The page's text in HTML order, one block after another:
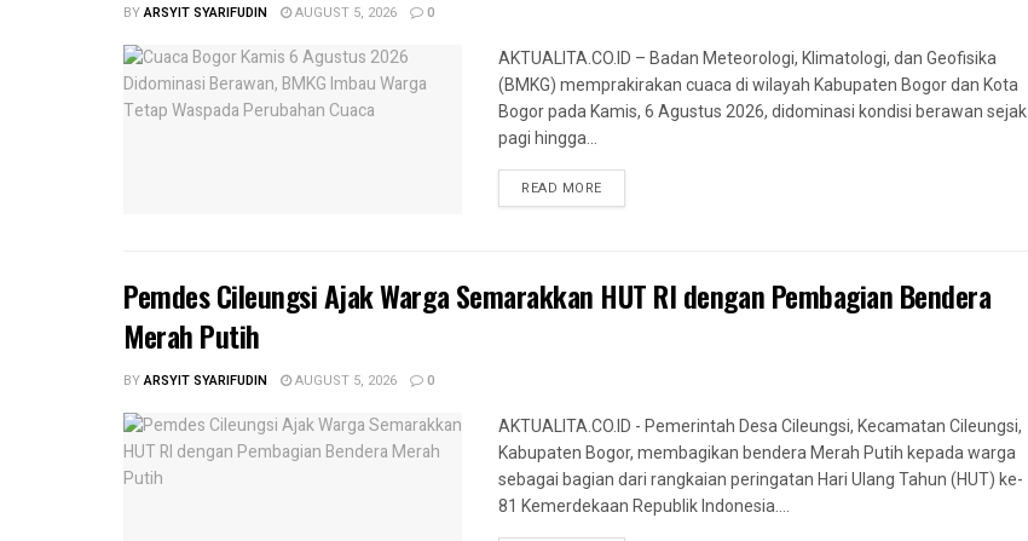
BYARSYIT SYARIFUDIN AUGUST 5, 2026 0
AKTUALITA.CO.ID – Badan Meteorologi, Klimatologi, dan Geofisika
(BMKG) memprakirakan cuaca di wilayah Kabupaten Bogor dan Kota
Bogor pada Kamis, 6 Agustus 2026, didominasi kondisi berawan sejak
pagi hingga...
READ MORE
Pemdes Cileungsi Ajak Warga Semarakkan HUT RI dengan Pembagian Bendera
Merah Putih
BYARSYIT SYARIFUDIN AUGUST 5, 2026 0
AKTUALITA.CO.ID - Pemerintah Desa Cileungsi, Kecamatan Cileungsi,
Kabupaten Bogor, membagikan bendera Merah Putih kepada warga
sebagai bagian dari rangkaian peringatan Hari Ulang Tahun (HUT) ke-
81 Kemerdekaan Republik Indonesia....